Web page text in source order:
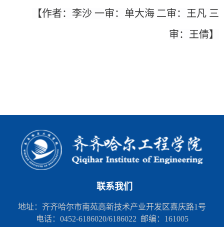
【作者：李沙 一审：单大海 二审：王凡 三
审：王倩】
联系我们
地址：齐齐哈尔市南苑高新技术产业开发区喜庆路1号
电话：0452-6186020/6186022 邮编：161005